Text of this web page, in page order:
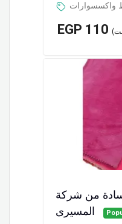
واكسسوارات
EGP 110
من شركة
المسيرى